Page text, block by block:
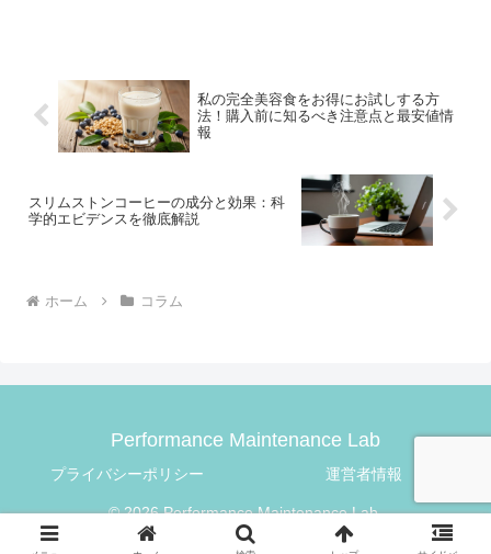
私の完全美容食をお得にお試しする方
法！購入前に知るべき注意点と最安値情
報
スリムストンコーヒーの成分と効果：科
学的エビデンスを徹底解説
ホーム コラム
Performance Maintenance Lab
プライバシーポリシー 運営者情報
© 2026 Performance Maintenance Lab.